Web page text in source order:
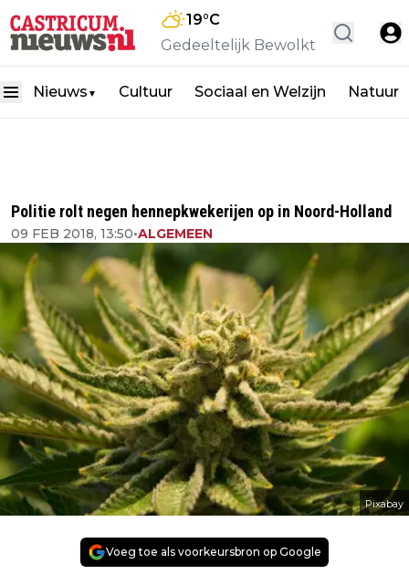
19°C
Gedeeltelijk Bewolkt
Nieuws ▼ Cultuur Sociaal en Welzijn Natuur
Politie rolt negen hennepkwekerijen op in Noord-Holland
09 FEB 2018, 13:50•ALGEMEEN
Pixabay
Voeg toe als voorkeursbron op Google